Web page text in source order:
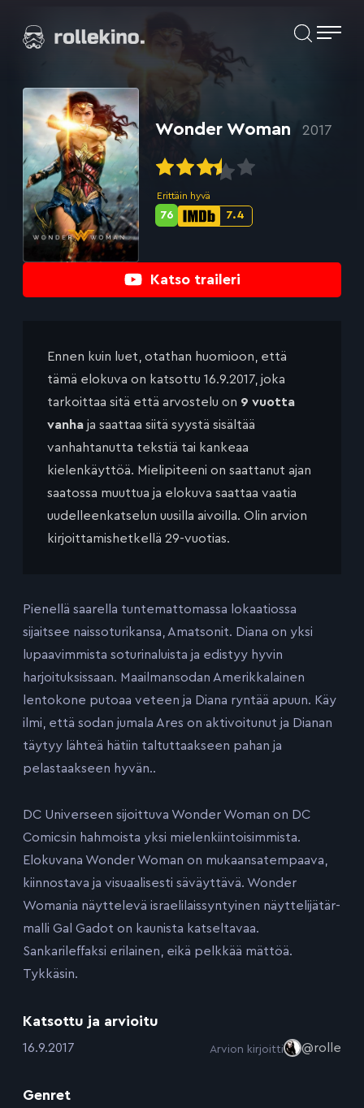
suoraan
Elokuvat ja elokuva-arviot | Rollekino.fi
jälkeen.
Katso traileri
Wonder Woman 2017
Erittäin hyvä
IMDb-
7.4
Metascore-
76
Ennen kuin luet, otathan huomioon, että
tämä elokuva on katsottu 16.9.2017, joka
tarkoittaa sitä että arvostelu on 9 vuotta
vanha ja saattaa siitä syystä sisältää
vanhahtanutta tekstiä tai kankeaa
kielenkäyttöä. Mielipiteeni on saattanut ajan
saatossa muuttua ja elokuva saattaa vaatia
uudelleenkatselun uusilla aivoilla. Olin arvion
kirjoittamishetkellä 29-vuotias.
Pienellä saarella tuntemattomassa lokaatiossa
sijaitsee naissoturikansa, Amatsonit. Diana on yksi
lupaavimmista soturinaluista ja edistyy hyvin
harjoituksissaan. Maailmansodan Amerikkalainen
lentokone putoaa veteen ja Diana ryntää apuun. Käy
ilmi, että sodan jumala Ares on aktivoitunut ja Dianan
täytyy lähteä hätiin taltuttaakseen pahan ja
pelastaakseen hyvän..
DC Universeen sijoittuva Wonder Woman on DC
Comicsin hahmoista yksi mielenkiintoisimmista.
Elokuvana Wonder Woman on mukaansatempaava,
kiinnostava ja visuaalisesti säväyttävä. Wonder
Womania näyttelevä israelilaissyntyinen näyttelijätär-
malli Gal Gadot on kaunista katseltavaa.
Sankarileffaksi erilainen, eikä pelkkää mättöä.
Tykkäsin.
Katsottu ja arvioitu
:16.9.2017 Arvion kirjoitti @rolle
Genret